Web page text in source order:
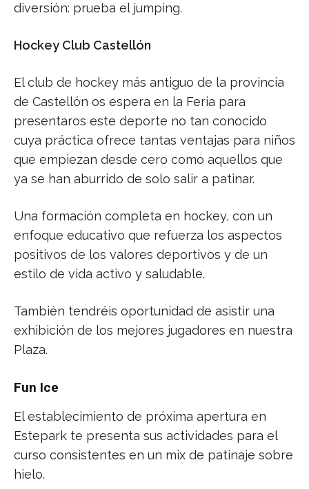
diversión: prueba el jumping.
Hockey Club Castellón
El club de hockey más antiguo de la provincia
de Castellón os espera en la Feria para
presentaros este deporte no tan conocido
cuya práctica ofrece tantas ventajas para niños
que empiezan desde cero como aquellos que
ya se han aburrido de solo salir a patinar.
Una formación completa en hockey, con un
enfoque educativo que refuerza los aspectos
positivos de los valores deportivos y de un
estilo de vida activo y saludable.
También tendréis oportunidad de asistir una
exhibición de los mejores jugadores en nuestra
Plaza.
Fun Ice
El establecimiento de próxima apertura en
Estepark te presenta sus actividades para el
curso consistentes en un mix de patinaje sobre
hielo.